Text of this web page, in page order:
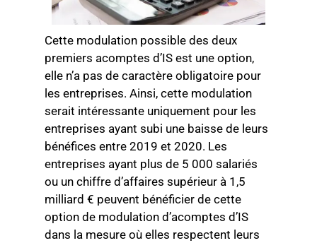
Cette modulation possible des deux
premiers acomptes d’IS est une option,
elle n’a pas de caractère obligatoire pour
les entreprises. Ainsi, cette modulation
serait intéressante uniquement pour les
entreprises ayant subi une baisse de leurs
bénéfices entre 2019 et 2020. Les
entreprises ayant plus de 5 000 salariés
ou un chiffre d’affaires supérieur à 1,5
milliard € peuvent bénéficier de cette
option de modulation d’acomptes d’IS
dans la mesure où elles respectent leurs